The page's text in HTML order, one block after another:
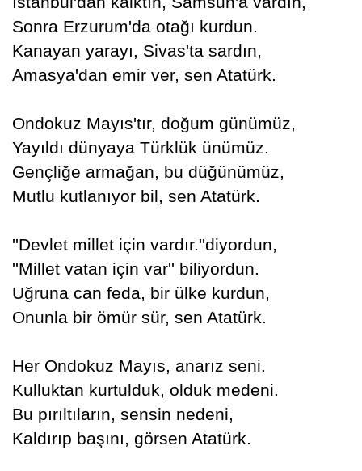
Sonra Erzurum'da otağı kurdun.
Kanayan yarayı, Sivas'ta sardın,
Amasya'dan emir ver, sen Atatürk.
Ondokuz Mayıs'tır, doğum günümüz,
Yayıldı dünyaya Türklük ünümüz.
Gençliğe armağan, bu düğünümüz,
Mutlu kutlanıyor bil, sen Atatürk.
''Devlet millet için vardır.''diyordun,
''Millet vatan için var'' biliyordun.
Uğruna can feda, bir ülke kurdun,
Onunla bir ömür sür, sen Atatürk.
Her Ondokuz Mayıs, anarız seni.
Kulluktan kurtulduk, olduk medeni.
Bu pırıltıların, sensin nedeni,
Kaldırıp başını, görsen Atatürk.